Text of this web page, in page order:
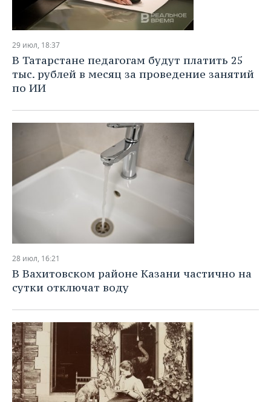
29 июл, 18:37
В Татарстане педагогам будут платить 25
тыс. рублей в месяц за проведение занятий
по ИИ
28 июл, 16:21
В Вахитовском районе Казани частично на
сутки отключат воду